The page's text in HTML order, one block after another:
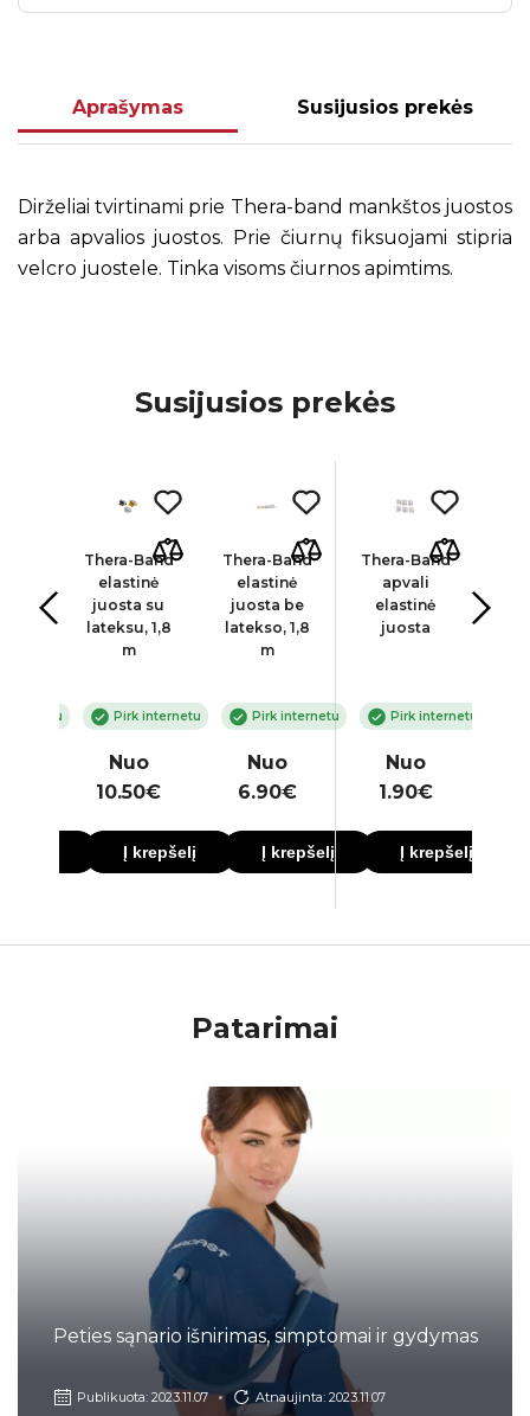
Aprašymas Susijusios prekės
Dirželiai tvirtinami prie Thera-band mankštos juostos
arba apvalios juostos. Prie čiurnų fiksuojami stipria
velcro juostele. Tinka visoms čiurnos apimtims.
Susijusios prekės
Thera-Band
elastinė
juosta su
lateksu, 1,8
m
Pirk internetu
Nuo
10.50€
Į krepšelį
Thera-Band
elastinė
juosta be
latekso, 1,8
m
Pirk internetu
Nuo
6.90€
Į krepšelį
Thera-Band
apvali
elastinė
juosta
Pirk internetu
Nuo
1.90€
Į krepšelį
Patarimai
Peties sąnario išnirimas, simptomai ir gydymas
Publikuota: 2023.11.07 Atnaujinta: 2023.11.07